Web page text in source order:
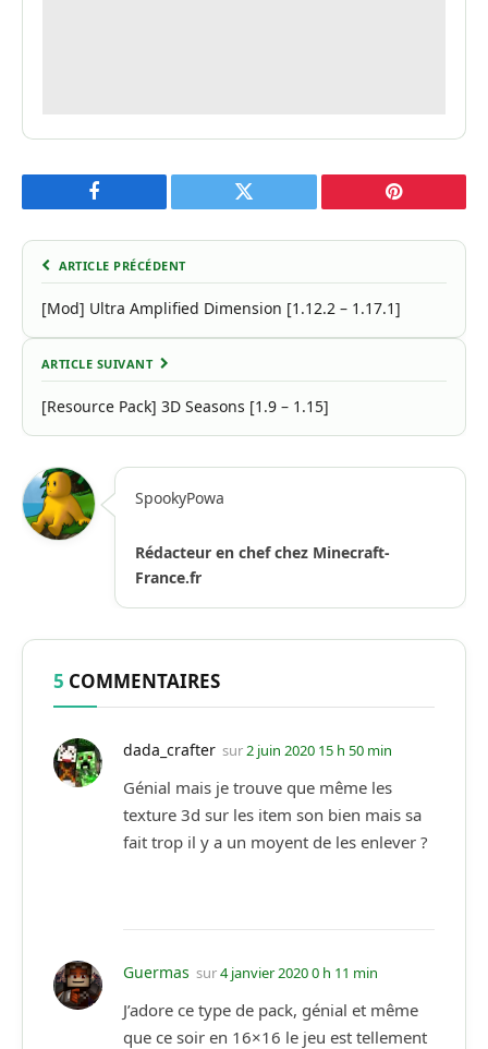
Facebook Twitter Pinterest
ARTICLE PRÉCÉDENT
[Mod] Ultra Amplified Dimension [1.12.2 – 1.17.1]
ARTICLE SUIVANT
[Resource Pack] 3D Seasons [1.9 – 1.15]
SpookyPowa
Rédacteur en chef chez Minecraft-
France.fr
5 COMMENTAIRES
dada_crafter sur2 juin 2020 15 h 50 min
Génial mais je trouve que même les
texture 3d sur les item son bien mais sa
fait trop il y a un moyent de les enlever ?
Guermas sur4 janvier 2020 0 h 11 min
J’adore ce type de pack, génial et même
que ce soir en 16×16 le jeu est tellement